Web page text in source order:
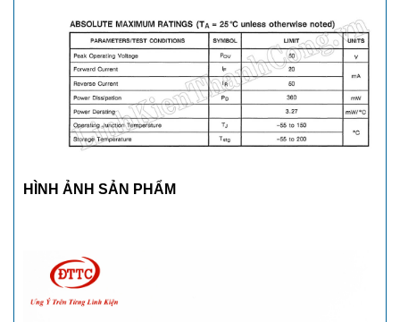
HÌNH ẢNH SẢN PHẨM